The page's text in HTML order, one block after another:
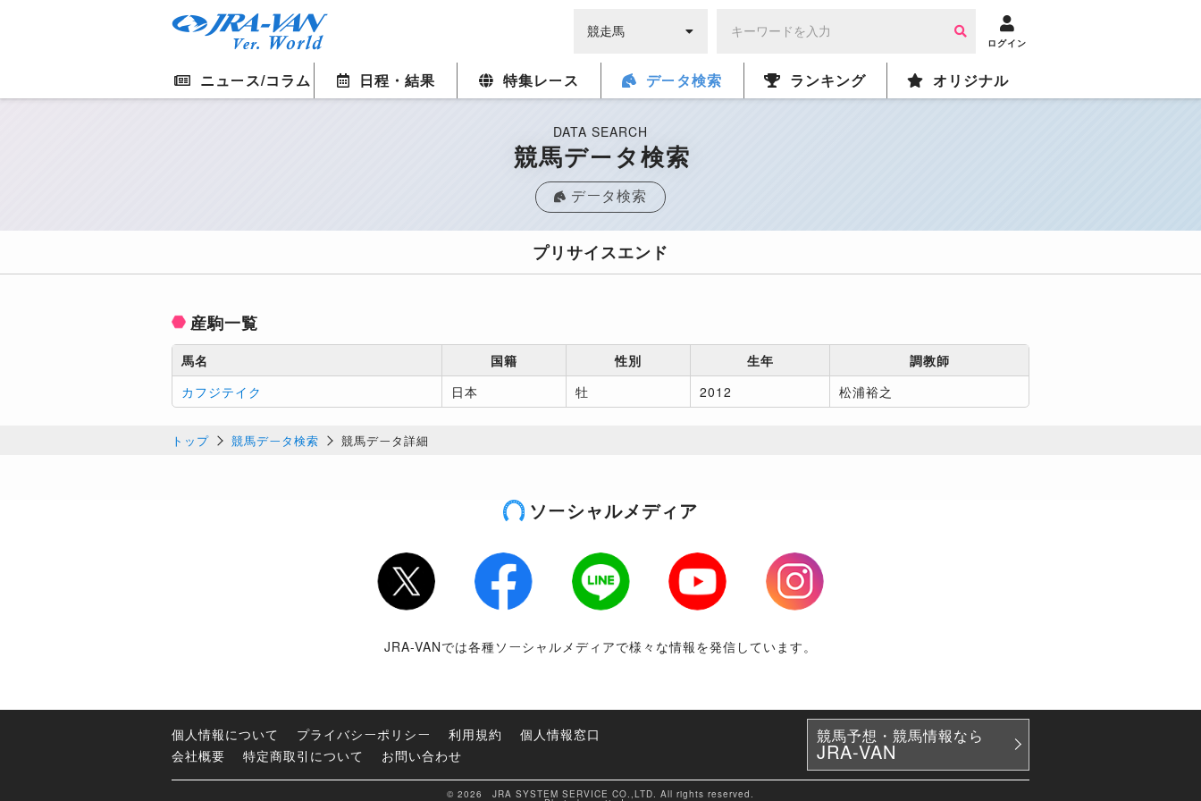
ログイン
ニュース/コラム 日程・結果 特集レース データ検索 ランキング オリジナル
DATA SEARCH
競馬データ検索
データ検索
プリサイスエンド
産駒一覧
馬名 国籍 性別 生年
調教師
カフジテイク
日本 牡 2012 松浦裕之
トップ 競馬データ検索 競馬データ詳細
ソーシャルメディア
Twitter LINE Youtube
Instagram
JRA-VANでは各種ソーシャルメディアで様々な情報を発信しています。
個人情報について プライバシーポリシー 利用規約
個人情報窓口
会社概要
特定商取引について お問い合わせ
競馬予想・競馬情報なら
JRA-VAN
© 2026 JRA SYSTEM SERVICE CO.,LTD. All rights reserved.